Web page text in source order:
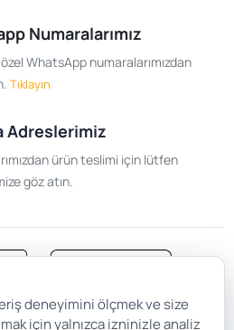
Numaralarımız
özel WhatsApp numaralarımızdan
Tıklayın
Adreslerimiz
ürün teslimi için lütfen
göz atın.
Gizlilik ve Güvenlik
deneyimini ölçmek ve size
için yalnızca izninizle analiz